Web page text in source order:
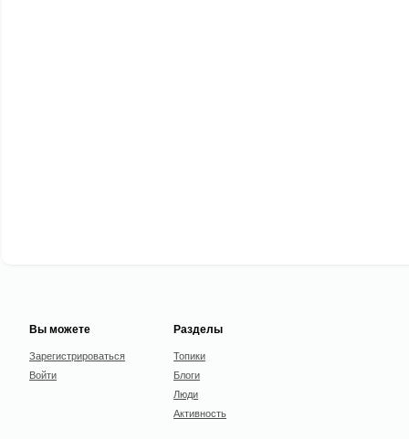
Вы можете
Зарегистрироваться
Войти
Разделы
Топики
Блоги
Люди
Активность